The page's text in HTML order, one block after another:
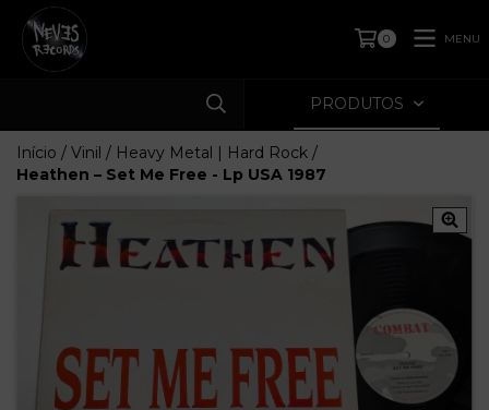
0 MENU
PRODUTOS
Início / Vinil / Heavy Metal | Hard Rock /
Heathen – Set Me Free - Lp USA 1987